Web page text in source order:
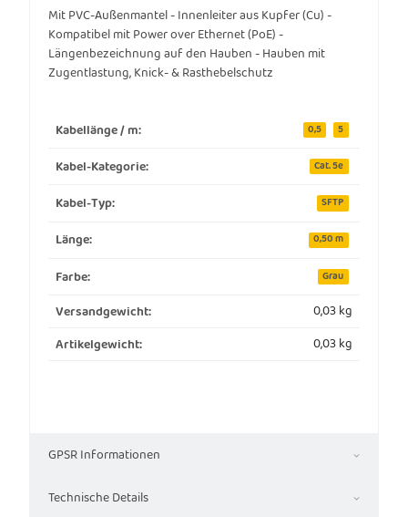
Mit PVC-Außenmantel - Innenleiter aus Kupfer (Cu) -
Kompatibel mit Power over Ethernet (PoE) -
Längenbezeichnung auf den Hauben - Hauben mit
Zugentlastung, Knick- & Rasthebelschutz
Kabellänge / m: 0,5 5
Kabel-Kategorie: Cat. 5e
Kabel-Typ: SFTP
Länge: 0,50 m
Farbe: Grau
Versandgewicht:
0,03 kg
Artikelgewicht:
0,03kg
GPSR Informationen
Technische Details